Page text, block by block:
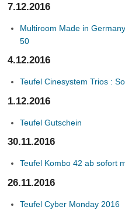
7.12.2016
Multiroom Made in
50
4.12.2016
Teufel Cinesystem Trios :
1.12.2016
Teufel Gutschein
30.11.2016
Teufel Kombo 42 ab sofort
26.11.2016
Teufel Cyber Monday 2016